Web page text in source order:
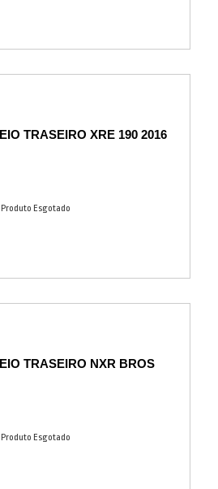
TRASEIRO XRE 190 2016
Produto Esgotado
TRASEIRO NXR BROS
Produto Esgotado